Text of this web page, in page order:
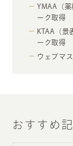
YMAA（
ーク取得
KTAA（
ーク取得
ウェブマ
おすすめ